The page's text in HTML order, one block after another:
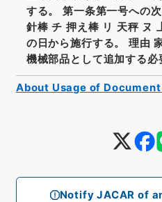
Notify JACAR of
する。 第一条第一号への
針棒 チ 押え棒 リ 天秤 ヌ
の日から施行する。 理由
機械部品として追加する必
About Usage of